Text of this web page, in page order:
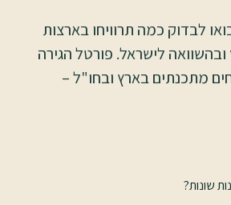
לבדוק כמה תרוויחו בארצות
ובהשוואה לישראל. פורטל הגירה
מתכנתים בארץ ובחו"ל –